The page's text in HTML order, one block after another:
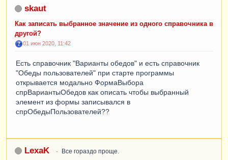
skaut
Как записать выбранное значение из одного справочника в
другой?
01 июн 2020, 11:42
Есть справочник "Варианты обедов" и есть справочник
"Обеды пользователей" при старте программы
открывается модально ФормаВыбора
спрВариантыОбедов как описать чтобы выбранный
элемент из формы записывался в
спрОбедыПользователей??
LexaK Все гораздо проще.